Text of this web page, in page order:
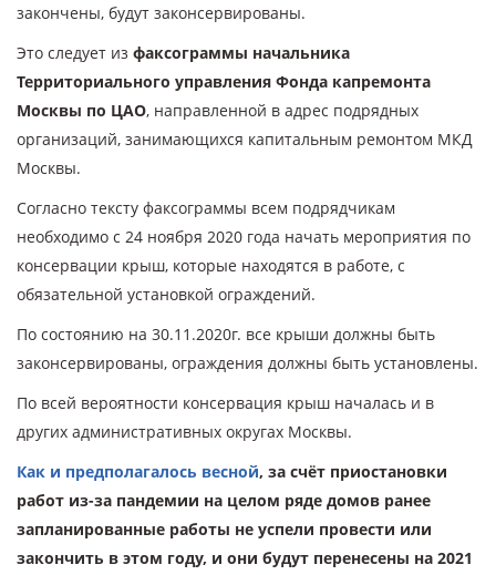
закончены, будут законсервированы.
Это следует из факсограммы начальника
Территориального управления Фонда капремонта
Москвы по ЦАО, направленной в адрес подрядных
организаций, занимающихся капитальным ремонтом МКД
Москвы.
Согласно тексту факсограммы всем подрядчикам
необходимо с 24 ноября 2020 года начать мероприятия по
консервации крыш, которые находятся в работе, с
обязательной установкой ограждений.
По состоянию на 30.11.2020г. все крыши должны быть
законсервированы, ограждения должны быть установлены.
По всей вероятности консервация крыш началась и в
других административных округах Москвы.
Как и предполагалось весной, за счёт приостановки
работ из-за пандемии на целом ряде домов ранее
запланированные работы не успели провести или
закончить в этом году, и они будут перенесены на 2021